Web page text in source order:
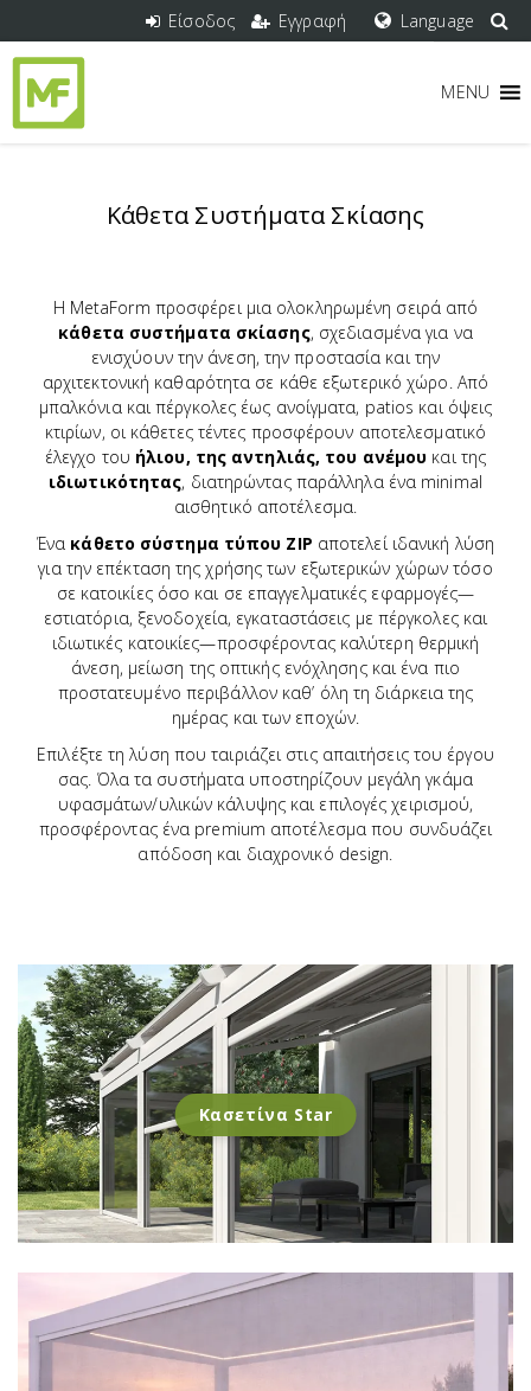
Είσοδος Εγγραφή Language
MENU
Κάθετα Συστήματα Σκίασης
Η MetaForm προσφέρει μια ολοκληρωμένη σειρά από
κάθετα συστήματα σκίασης, σχεδιασμένα για να
ενισχύουν την άνεση, την προστασία και την
αρχιτεκτονική καθαρότητα σε κάθε εξωτερικό χώρο. Από
μπαλκόνια και πέργκολες έως ανοίγματα, patios και όψεις
κτιρίων, οι κάθετες τέντες προσφέρουν αποτελεσματικό
έλεγχο του ήλιου, της αντηλιάς, του ανέμου και της
ιδιωτικότητας, διατηρώντας παράλληλα ένα minimal
αισθητικό αποτέλεσμα.
Ένα κάθετο σύστημα τύπου ZIP αποτελεί ιδανική λύση
για την επέκταση της χρήσης των εξωτερικών χώρων τόσο
σε κατοικίες όσο και σε επαγγελματικές εφαρμογές—
εστιατόρια, ξενοδοχεία, εγκαταστάσεις με πέργκολες και
ιδιωτικές κατοικίες—προσφέροντας καλύτερη θερμική
άνεση, μείωση της οπτικής ενόχλησης και ένα πιο
προστατευμένο περιβάλλον καθ’ όλη τη διάρκεια της
ημέρας και των εποχών.
Επιλέξτε τη λύση που ταιριάζει στις απαιτήσεις του έργου
σας. Όλα τα συστήματα υποστηρίζουν μεγάλη γκάμα
υφασμάτων/υλικών κάλυψης και επιλογές χειρισμού,
προσφέροντας ένα premium αποτέλεσμα που συνδυάζει
απόδοση και διαχρονικό design.
Κασετίνα Star